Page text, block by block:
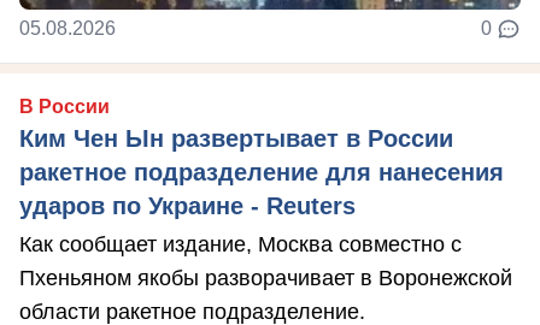
05.08.2026 0
В России
Ким Чен Ын развертывает в России
ракетное подразделение для нанесения
ударов по Украине - Reuters
Как сообщает издание, Москва совместно с
Пхеньяном якобы разворачивает в Воронежской
области ракетное подразделение.